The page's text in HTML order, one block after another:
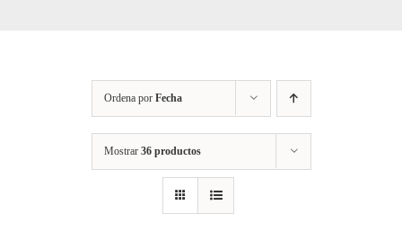
Ordena por Fecha
Mostrar 36 productos